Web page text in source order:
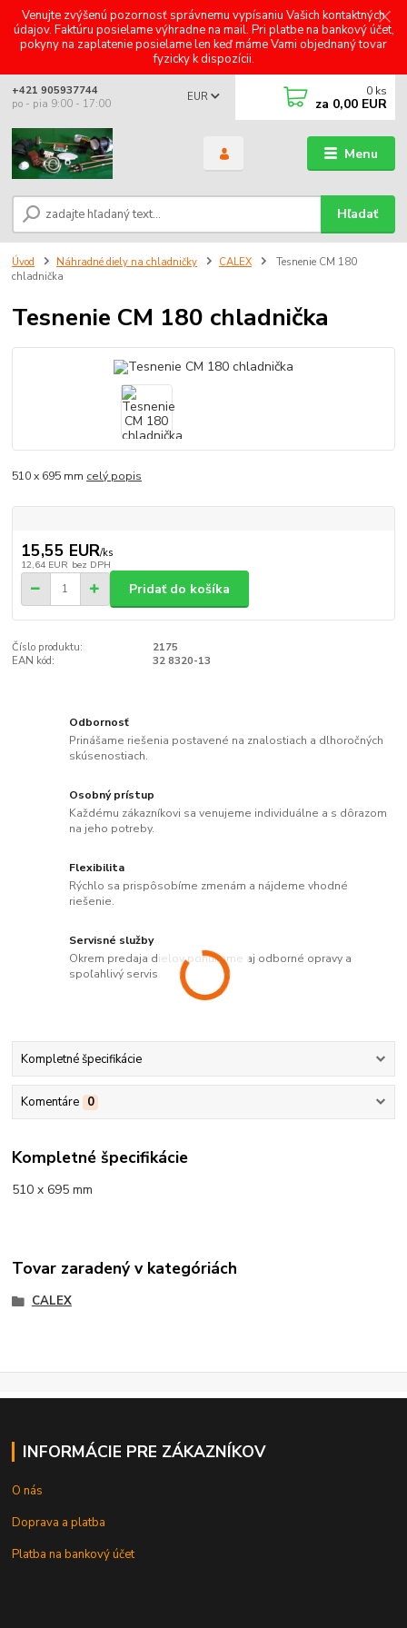
Venujte zvýšenú pozornosť správnemu vypísaniu Vašich kontaktných
údajov. Faktúru posielame výhradne na mail. Pri platbe na bankový účet,
pokyny na zaplatenie posielame len keď máme Vami objednaný tovar
fyzicky k dispozícii.
Menu
EUR
Hľadať
+421 905937744
po - pia 9:00 - 17:00
0 ks
za 0,00 EUR
Úvod Náhradné diely na chladničky CALEX
Tesnenie CM 180
chladnička
Tesnenie CM 180 chladnička
510 x 695 mm celý popis
15,55 EUR/ks
12,64 EUR bez DPH
Pridať do košíka
Číslo produktu:
2175
EAN kód:
32 8320-13
Odbornosť
Prinášame riešenia postavené na znalostiach a dlhoročných
skúsenostiach.
Osobný prístup
Každému zákazníkovi sa venujeme individuálne a s dôrazom
na jeho potreby.
Flexibilita
Rýchlo sa prispôsobíme zmenám a nájdeme vhodné
riešenie.
Servisné služby
Okrem predaja dielov ponúkame aj odborné opravy a
spoľahlivý servis.
Kompletné špecifikácie
Komentáre 0
Kompletné špecifikácie
510 x 695 mm
Tovar zaradený v kategóriách
CALEX
INFORMÁCIE PRE ZÁKAZNÍKOV
O nás
Doprava a platba
Platba na bankový účet